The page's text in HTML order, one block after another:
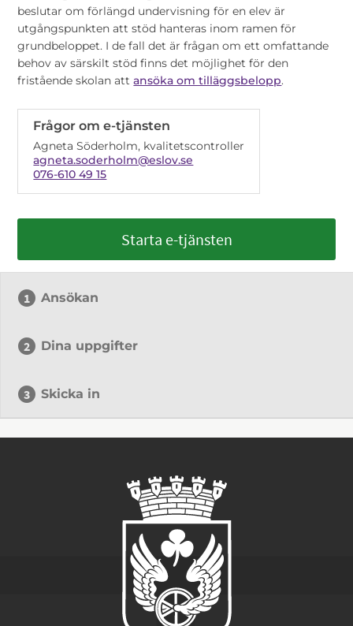
beslutar om förlängd undervisning för en elev är
utgångspunkten att stöd hanteras inom ramen för
grundbeloppet. I de fall det är frågan om ett omfattande
behov av särskilt stöd finns det möjlighet för den
fristående skolan attansöka om tilläggsbelopp.
Frågor om e-tjänsten
Agneta Söderholm, kvalitetscontroller
agneta.soderholm@eslov.se
076-610 49 15
Starta e-tjänsten
Ansökan
Dina uppgifter
Skicka in